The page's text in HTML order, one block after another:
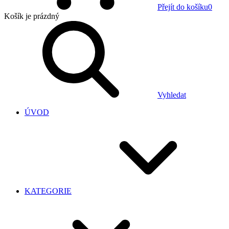
Přejít do košíku0
Košík je prázdný
Vyhledat
ÚVOD
KATEGORIE